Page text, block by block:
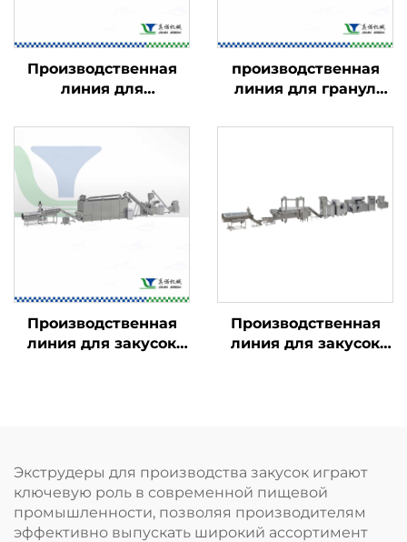
Производственная
линия для
и начинённых
закусок
производственная
линия для гранул
формате
Производственная
линия для закусок
Производственная
линия для закусок
Экструдеры для производства закусок играют
ключевую роль в современной пищевой
промышленности, позволяя производителям
эффективно выпускать широкий ассортимент